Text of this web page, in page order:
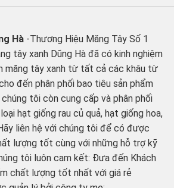
Hà -Thương Hiệu Măng Tây Số 1
tây xanh Dũng Hà đã có kinh nghiệm
măng tây xanh từ tất cả các khâu từ
đến phân phối bao tiêu sản phẩm
tôi còn cung cấp và phân phối
hạt giống rau củ quả, hạt giống hoa,
liên hệ với chúng tôi để có được
lượng tốt cùng với những hỗ trợ kỹ
tôi luôn cam kết: Đưa đến Khách
chất lượng tốt nhất với giá rẻ